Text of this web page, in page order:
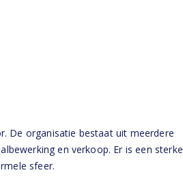
De organisatie bestaat uit meerdere
en verkoop. Er is een sterke
sfeer.